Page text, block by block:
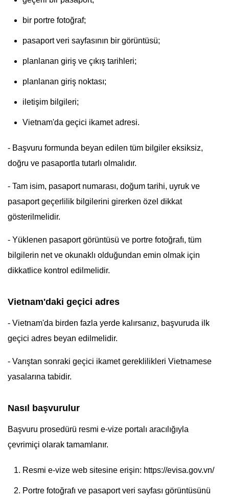
bir portre fotoğraf;
pasaport veri sayfasının bir görüntüsü;
planlanan giriş ve çıkış tarihleri;
planlanan giriş noktası;
iletişim bilgileri;
Vietnam'da geçici ikamet adresi.
- Başvuru formunda beyan edilen tüm bilgiler eksiksiz,
doğru ve pasaportla tutarlı olmalıdır.
- Tam isim, pasaport numarası, doğum tarihi, uyruk ve
pasaport geçerlilik bilgilerini girerken özel dikkat
gösterilmelidir.
- Yüklenen pasaport görüntüsü ve portre fotoğrafı, tüm
bilgilerin net ve okunaklı olduğundan emin olmak için
dikkatlice kontrol edilmelidir.
Vietnam'daki geçici adres
- Vietnam'da birden fazla yerde kalırsanız, başvuruda ilk
geçici adres beyan edilmelidir.
- Varıştan sonraki geçici ikamet gereklilikleri Vietnamese
yasalarına tabidir.
Nasıl başvurulur
Başvuru prosedürü resmi e-vize portalı aracılığıyla
çevrimiçi olarak tamamlanır.
Resmi e-vize web sitesine erişin: https://evisa.gov.vn/
Portre fotoğrafı ve pasaport veri sayfası görüntüsünü